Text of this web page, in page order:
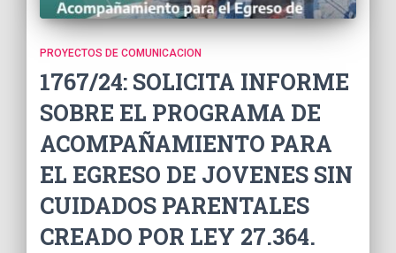
PROYECTOS DE COMUNICACION
1767/24: SOLICITA INFORME
SOBRE EL PROGRAMA DE
ACOMPAÑAMIENTO PARA
EL EGRESO DE JOVENES SIN
CUIDADOS PARENTALES
CREADO POR LEY 27.364.